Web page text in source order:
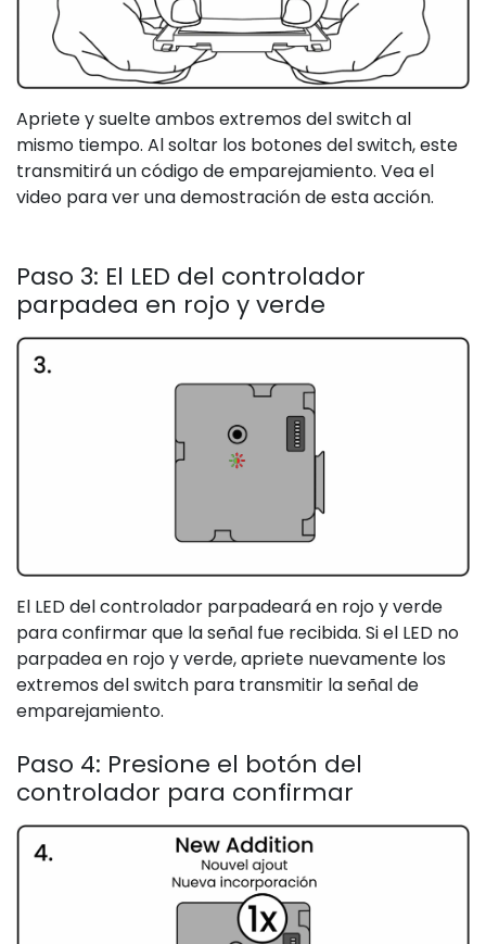
Apriete y suelte ambos extremos del switch al
mismo tiempo. Al soltar los botones del switch, este
transmitirá un código de emparejamiento. Vea el
video para ver una demostración de esta acción.
Paso 3: El LED del controlador
parpadea en rojo y verde
El LED del controlador parpadeará en rojo y verde
para confirmar que la señal fue recibida. Si el LED no
parpadea en rojo y verde, apriete nuevamente los
extremos del switch para transmitir la señal de
emparejamiento.
Paso 4: Presione el botón del
controlador para confirmar​